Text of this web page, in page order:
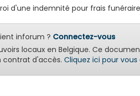
d'une indemnité pour frais
inforum ? Connectez-vous
locaux en Belgique. Ce
d'accès. Cliquez ici pour